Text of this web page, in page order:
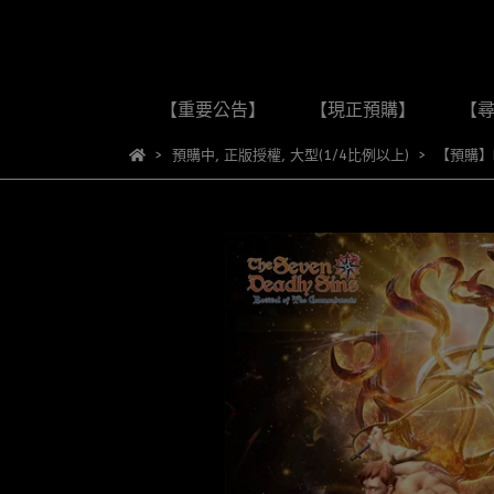
【重要公告】 【現正預購】 【
預購中, 正版授權, 大型(1/4比例以上) 【預購